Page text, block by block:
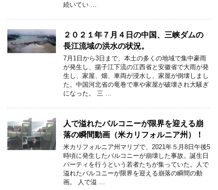
続いてい …
２０２１年７月４日の中国、三峡ダムの
長江流域の洪水の状況。
7月1日から3日まで、本土の多くの地域で集中豪雨
が発生し、揚子江下流の江西省と安徽省で大雨が発
生し、家屋、畑、車両が浸水し、家屋が倒壊しまし
た。中国河北省の竜巻で車や家屋が破壊され大騒ぎ
になった。 三 …
人で溢れたバルコニーが限界を迎える崩
落の瞬間動画（米カリフォルニア州）！
米カリフォルニア州マリブで、2021年５月8日午後5
時頃に発生したバルコニーが崩壊した事故。誕生日
パーティを行うという若者たちが集っていた。人で
溢れたバルコニーが限界を迎える崩落の瞬間の動
画。 人で溢 …